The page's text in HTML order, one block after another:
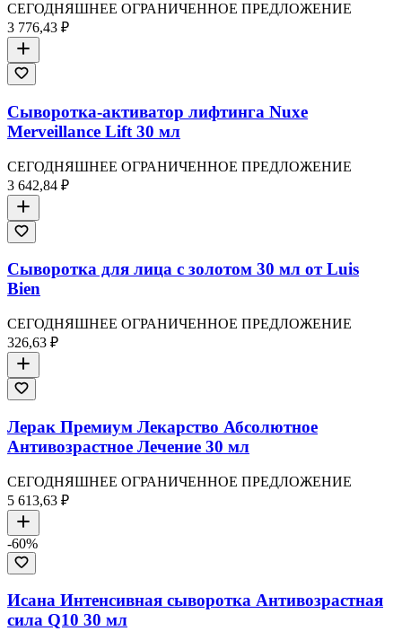
СЕГОДНЯШНЕЕ ОГРАНИЧЕННОЕ ПРЕДЛОЖЕНИЕ
3 776,43 ₽
Сыворотка-активатор лифтинга Nuxe
Merveillance Lift 30 мл
СЕГОДНЯШНЕЕ ОГРАНИЧЕННОЕ ПРЕДЛОЖЕНИЕ
3 642,84 ₽
Сыворотка для лица с золотом 30 мл от Luis
Bien
СЕГОДНЯШНЕЕ ОГРАНИЧЕННОЕ ПРЕДЛОЖЕНИЕ
326,63 ₽
Лерак Премиум Лекарство Абсолютное
Антивозрастное Лечение 30 мл
СЕГОДНЯШНЕЕ ОГРАНИЧЕННОЕ ПРЕДЛОЖЕНИЕ
5 613,63 ₽
-60%
Исана Интенсивная сыворотка Антивозрастная
сила Q10 30 мл